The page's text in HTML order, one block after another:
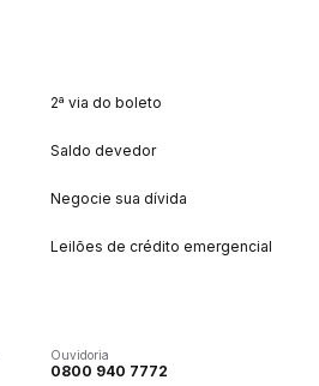
2ª via do boleto
Saldo devedor
Negocie sua dívida
Leilões de crédito emergencial
Ouvidoria
0800 940 7772